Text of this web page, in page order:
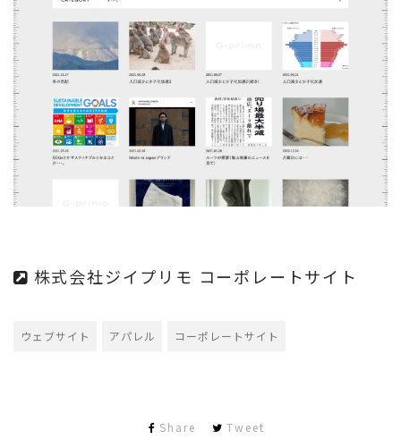
株式会社ジイプリモ コーポレートサイト
ウェブサイト アパレル コーポレートサイト
Share Tweet